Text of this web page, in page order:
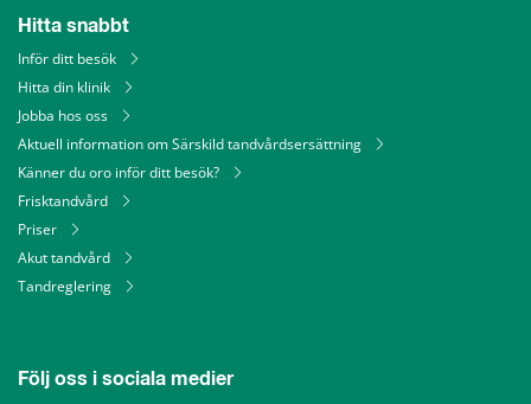
Hitta snabbt
Inför ditt besök
Hitta din klinik
Jobba hos oss
Aktuell information om Särskild tandvårdsersättning
Känner du oro inför ditt besök?
Frisktandvård
Priser
Akut tandvård
Tandreglering
Följ oss i sociala medier